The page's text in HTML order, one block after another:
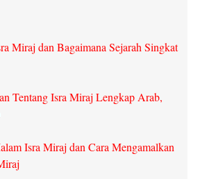
Miraj dan Bagaimana Sejarah Singkat
Tentang Isra Miraj Lengkap Arab,
Isra Miraj dan Cara Mengamalkan